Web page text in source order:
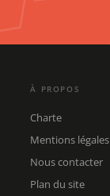
À PROPOS
Charte
Mentions légales
Nous contacter
Plan du site